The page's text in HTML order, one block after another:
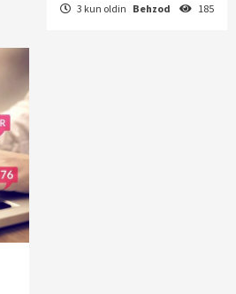
3 kun oldin Behzod 185